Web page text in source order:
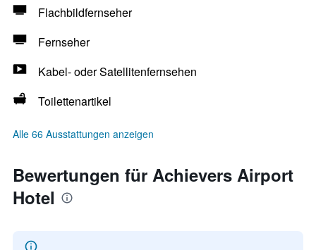
Flachbildfernseher
Fernseher
Kabel- oder Satellitenfernsehen
Toilettenartikel
Alle 66 Ausstattungen anzeigen
Bewertungen für Achievers Airport
Hotel